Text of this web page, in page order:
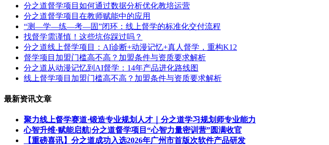
分之道督学项目如何通过数据分析优化教培运营
分之道督学项目在教师赋能中的应用
“测—学—练—考—固”闭环：线上督学的标准化交付流程
找督学需谨慎！这些坑你踩过吗？
分之道线上督学项目：AI诊断+动漫记忆+真人督学，重构K12
督学项目加盟门槛高不高？加盟条件与资质要求解析
分之道从动漫记忆到AI督学：14年产品进化路线图
线上督学项目加盟门槛高不高？加盟条件与资质要求解析
最新资讯文章
聚力线上督学赛道·锻造专业规划人才｜分之道学习规划师专业能力
心智升维·赋能启航|分之道督学项目“心智力量密训营”圆满收官
【重磅喜讯】分之道成功入选2026年广州市首版次软件产品研发